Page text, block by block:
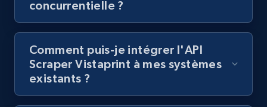
Lazada - Products - Discover products by
keyword
URL, Title, Rating, Reviews, Initial price, Final
price, Currency, Stock, and more.
concurrentielle ?
Comment puis-je intégrer l'API
Scraper Vistaprint à mes systèmes
existants ?